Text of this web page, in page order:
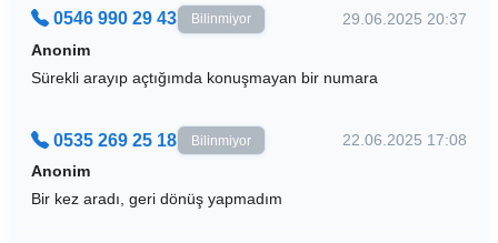
0546 990 29 43 Bilinmiyor
29.06.2025 20:37
Anonim
Sürekli arayıp açtığımda konuşmayan bir numara
0535 269 25 18 Bilinmiyor
22.06.2025 17:08
Anonim
Bir kez aradı, geri dönüş yapmadım